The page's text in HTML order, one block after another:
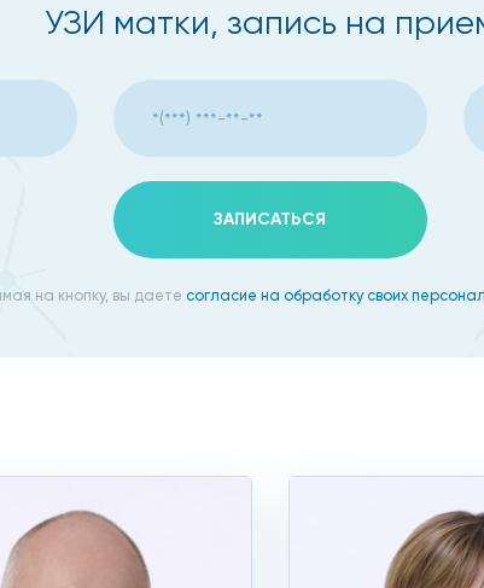
чтобы контролировать ее состояние после
то лучше следовать рекомендациям
УЗИ матки, запись на
ЗАПИСАТЬСЯ
на кнопку, вы даете согласие на обработку своих